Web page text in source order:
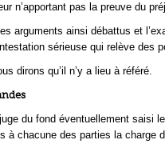
n’apportant pas la preuve du
arguments ainsi débattus et
sérieuse qui relève des
dirons qu’il n’y a lieu à référé.
du fond éventuellement saisi
à chacune des parties la charge